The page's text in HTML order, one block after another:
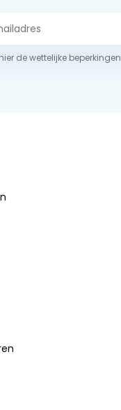
de wettelijke beperkingen